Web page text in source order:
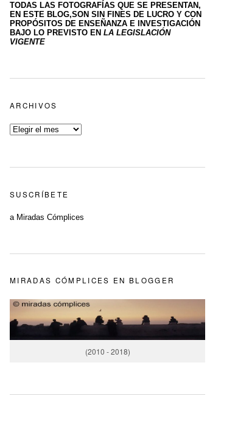
TODAS LAS FOTOGRAFÍAS QUE SE PRESENTAN,
EN ESTE BLOG,SON SIN FINES DE LUCRO Y CON
PROPÓSITOS DE ENSEÑANZA E INVESTIGACIÓN
BAJO LO PREVISTO EN LA LEGISLACIÓN
VIGENTE
ARCHIVOS
SUSCRÍBETE
a Miradas Cómplices
MIRADAS CÓMPLICES EN BLOGGER
(2010 - 2018)